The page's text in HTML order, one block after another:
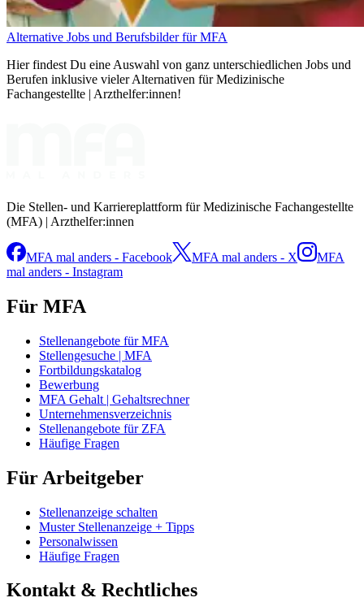
Alternative Jobs und Berufsbilder für MFA
Hier findest Du eine Auswahl von ganz unterschiedlichen Jobs und
Berufen inklusive vieler Alternativen für Medizinische
Fachangestellte | Arzthelfer:innen!
Die Stellen- und Karriereplattform für Medizinische Fachangestellte
(MFA) | Arzthelfer:innen
MFA mal anders - Facebook MFA mal anders - X
MFA
mal anders - Instagram
Für MFA
Stellenangebote für MFA
Stellengesuche | MFA
Fortbildungskatalog
Bewerbung
MFA Gehalt | Gehaltsrechner
Unternehmensverzeichnis
Stellenangebote für ZFA
Häufige Fragen
Für Arbeitgeber
Stellenanzeige schalten
Muster Stellenanzeige + Tipps
Personalwissen
Häufige Fragen
Kontakt & Rechtliches